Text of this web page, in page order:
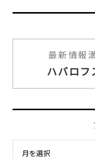
最新情報
ハバロフ
月を選択